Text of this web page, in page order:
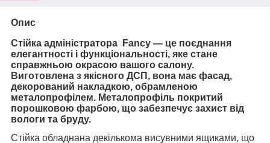
Опис
Стійка адміністратора Fancy — це поєднання
елегантності і функціональності, яке стане
справжньою окрасою вашого салону.
Виготовлена з якісного ДСП, вона має фасад,
декорований накладкою, обрамленою
металопрофілем. Металопрофіль покритий
порошковою фарбою, що забезпечує захист від
вологи та бруду.
Стійка обладнана декількома висувними ящиками, що